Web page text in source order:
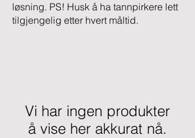
løsning. PS! Husk å ha tannpirkere lett
tilgjengelig etter hvert måltid.
Vi har ingen produkter
å vise her akkurat nå.